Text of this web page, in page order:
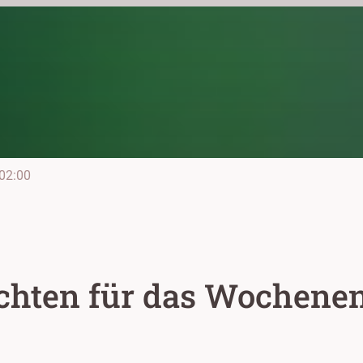
02:00
für das